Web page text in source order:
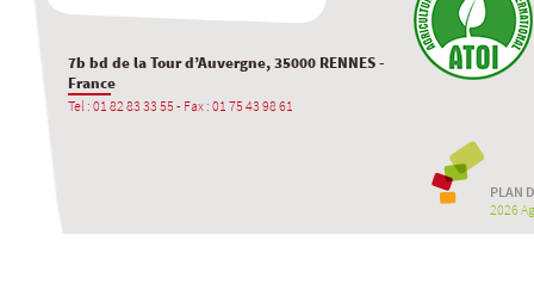
7b bd de la Tour d’Auvergne, 35000 RENNES -
France
Tel : 01 82 83 33 55 - Fax : 01 75 43 98 61
PLAN
2026